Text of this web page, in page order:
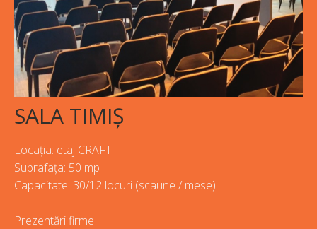
SALA TIMIȘ
Locația: etaj CRAFT
Suprafața: 50 mp
Capacitate: 30/12 locuri (scaune / mese)
Prezentări firme